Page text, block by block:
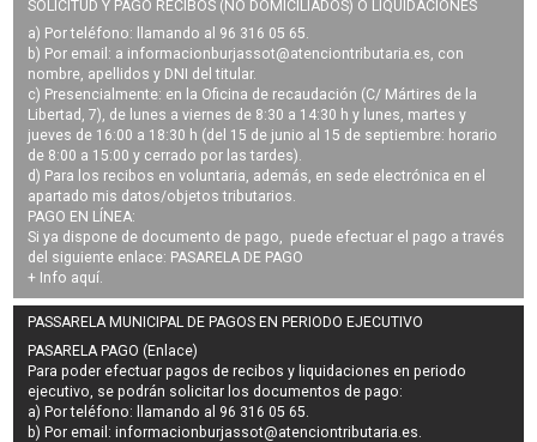
SOLICITUD Y PAGO RECIBOS (NO DOMICILIADOS) O LIQUIDACIONES
a) Por teléfono: llamando al 96 316 05 65.
b) Por email: a informacionburjassot@atenciontributaria.es, con
nombre, apellidos y DNI del titular.
c) Presencialmente: en la Oficina de recaudación (C/ Mártires de la
Libertad, 7), de lunes a viernes de 8:30 a 14:30 h y lunes, martes y
jueves de 16:00 a 18:30 h (del 15 de junio al 15 de septiembre: horario
de 8:00 a 15:00 y cerrado por las tardes).
d) Para los recibos en voluntaria, además, en sede electrónica en el
apartado mis datos/objetos tributarios.
PAGO EN LÍNEA:
Si ya dispone de documento de pago, puede efectuar el pago a través
del siguiente enlace: PASARELA DE PAGO
+ Info aquí.
PASSARELA MUNICIPAL DE PAGOS EN PERIODO EJECUTIVO
PASARELA PAGO (Enlace)
Para poder efectuar pagos derecibos y liquidaciones en periodo
ejecutivo , se podrán solicitar los documentos de pago:
a) Por teléfono: llamando al 96 316 05 65.
b) Por email:informacionburjassot@atenciontributaria.es